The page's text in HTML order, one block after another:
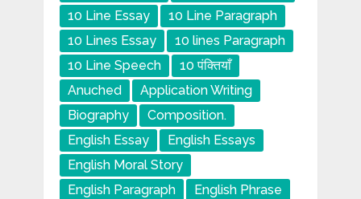
10 Line Essay
10 Line Paragraph
10 Lines Essay
10 lines Paragraph
10 Line Speech
10 पंक्तियाँ
Anuched
Application Writing
Biography
Composition.
English Essay
English Essays
English Moral Story
English Paragraph
English Phrase